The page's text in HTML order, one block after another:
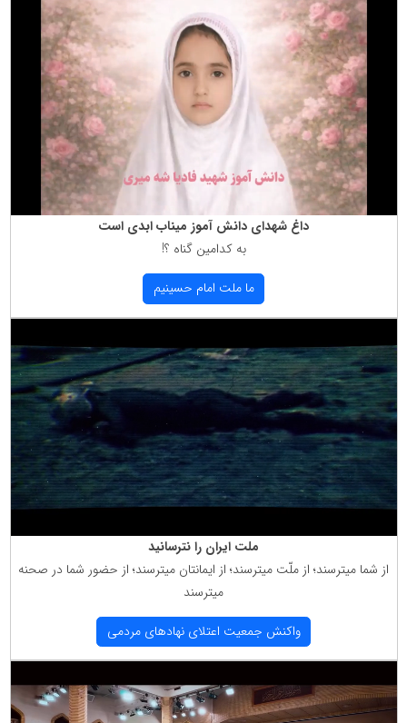
داغ شهدای دانش آموز میناب ابدی است
به كدامین گناه ؟!
ما ملت امام حسینیم
ملت ایران را نترسانید
از شما میترسند؛ از ملّت میترسند؛ از ایمانتان میترسند؛ از حضور شما در صحنه
میترسند
واكنش جمعیت اعتلای نهادهای مردمی